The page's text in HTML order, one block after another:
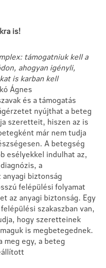
is!
támogatniuk kell a
ahogyan igényli,
is karban kell
Ágnes
és a támogatás
nyújthat a beteg
szeretteit, hiszen az is
már nem tudja
A betegség
esélyekkel indulhat az,
a
biztonság
felépülési folyamat
az anyagi biztonság. Egy
szakaszban van,
hogy szeretteinek
is megbetegednek.
meg egy, a beteg